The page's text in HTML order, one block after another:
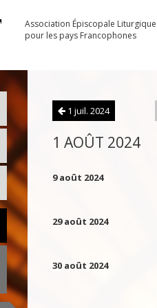
Association Épiscopale Liturgique
pour les pays Francophones
1 juil. 2024
1 AOÛT 2024
9 août 2024
29 août 2024
30 août 2024